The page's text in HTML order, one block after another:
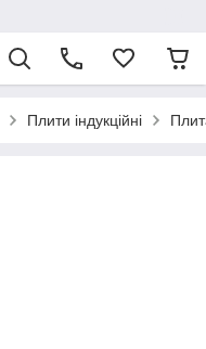
Плити індукційні